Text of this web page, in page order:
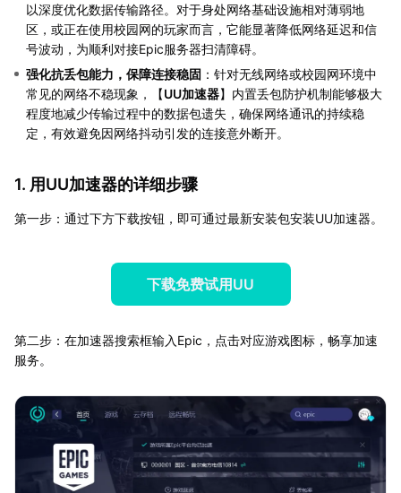
以深度优化数据传输路径。对于身处网络基础设施相对薄弱地
区，或正在使用校园网的玩家而言，它能显著降低网络延迟和信
号波动，为顺利对接Epic服务器扫清障碍。
强化抗丢包能力，保障连接稳固 ：针对无线网络或校园网环境中
常见的网络不稳现象，【UU加速器】内置丢包防护机制能够极大
程度地减少传输过程中的数据包遗失，确保网络通讯的持续稳
定，有效避免因网络抖动引发的连接意外断开。
1. 用UU加速器的详细步骤
第一步：通过下方下载按钮，即可通过最新安装包安装UU加速器。
下载免费试用UU
第二步：在加速器搜索框输入Epic，点击对应游戏图标，畅享加速
服务。